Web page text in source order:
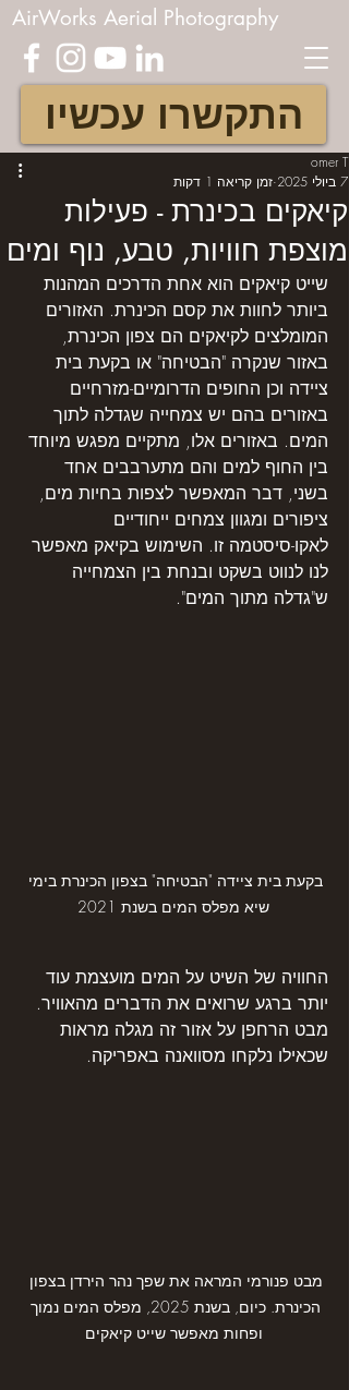
AirWorks Aerial Photography
התקשרו עכשיו
קיאקים בכינרת - פעילות
מוצפת חוויות, טבע, נוף ומים
omer T
7 ביולי 2025
זמן קריאה 1 דקות
שייט קיאקים הוא אחת הדרכים המהנות
ביותר לחוות את קסם הכינרת. האזורים
המומלצים לקיאקים הם צפון הכינרת,
באזור שנקרה "הבטיחה" או בקעת בית
ציידה וכן החופים הדרומיים-מזרחיים
באזורים בהם יש צמחייה שגדלה לתוך
המים. באזורים אלו, מתקיים מפגש מיוחד
בין החוף למים והם מתערבבים אחד
בשני, דבר המאפשר לצפות בחיות מים,
ציפורים ומגוון צמחים ייחודיים
לאקו-סיסטמה זו. השימוש בקיאק מאפשר
לנו לנווט בשקט ובנחת בין הצמחייה
ש"גדלה מתוך המים".
בקעת בית ציידה "הבטיחה" בצפון הכינרת בימי
שיא מפלס המים בשנת 2021
החוויה של השיט על המים מועצמת עוד
יותר ברגע שרואים את הדברים מהאוויר.
מבט הרחפן על אזור זה מגלה מראות
שכאילו נלקחו מסוואנה באפריקה.
מבט פנורמי המראה את שפך נהר הירדן בצפון
הכינרת. כיום, בשנת 2025, מפלס המים נמוך
ופחות מאפשר שייט קיאקים